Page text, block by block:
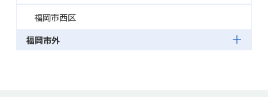
福岡市西区
福岡市外